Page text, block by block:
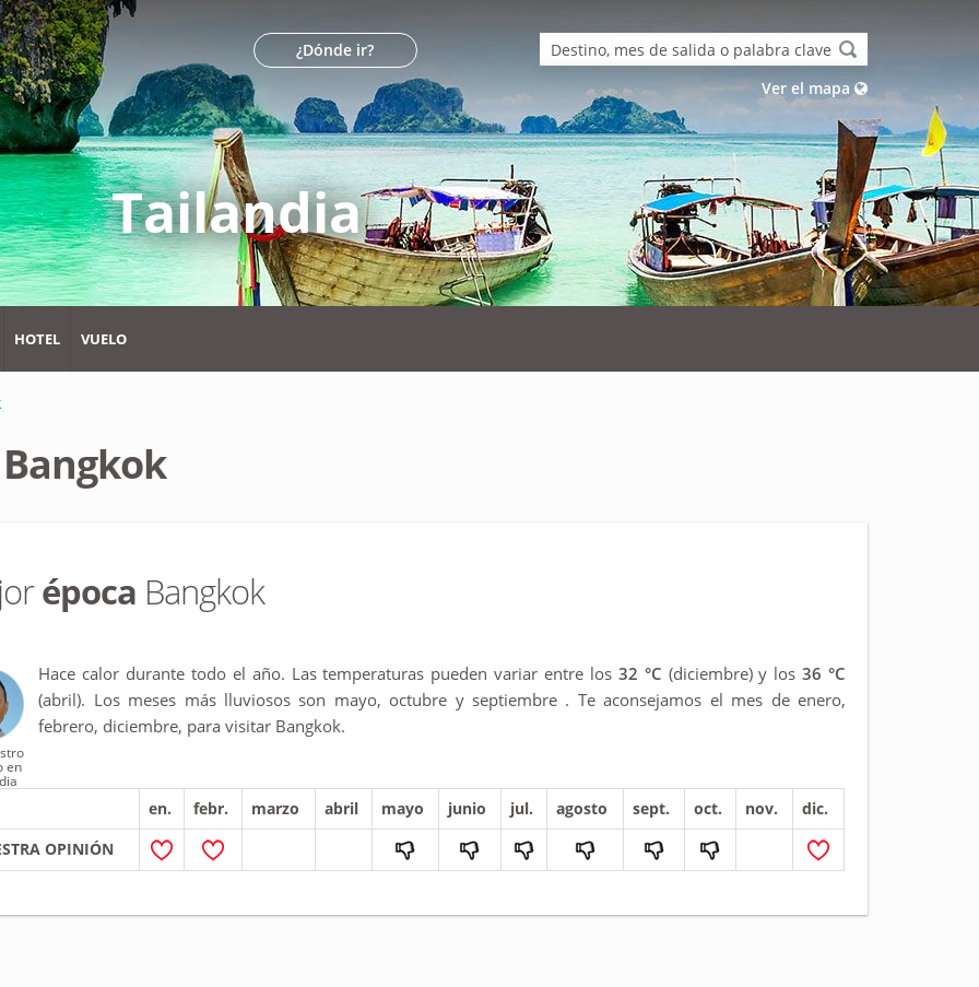
¿Dónde ir?
Ver el mapa
Tailandia
HOTEL VUELO
Bangkok
época Bangkok
en
Hace calor durante todo el año. Las temperaturas pueden variar entre los 32 °C (diciembre) y los36 °C
(abril). Los meses más lluviosos son mayo, octubre y septiembre . Te aconsejamos el mes de enero,
febrero, diciembre, para visitar Bangkok.
en. febr. marzo abril mayo junio jul. agosto sept. oct. nov.
dic.
OPINIÓN